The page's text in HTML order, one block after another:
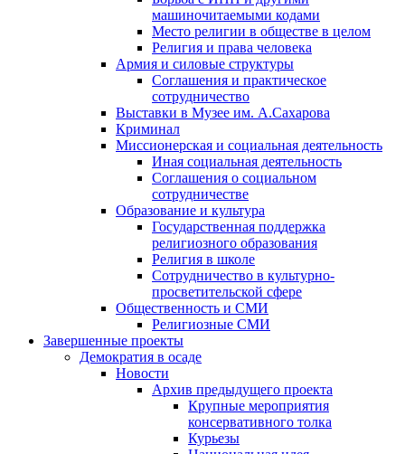
машиночитаемыми кодами
Место религии в обществе в целом
Религия и права человека
Армия и силовые структуры
Соглашения и практическое
сотрудничество
Выставки в Музее им. А.Сахарова
Криминал
Миссионерская и социальная деятельность
Иная социальная деятельность
Соглашения о социальном
сотрудничестве
Образование и культура
Государственная поддержка
религиозного образования
Религия в школе
Сотрудничество в культурно-
просветительской сфере
Общественность и СМИ
Религиозные СМИ
Завершенные проекты
Демократия в осаде
Новости
Архив предыдущего проекта
Крупные мероприятия
консервативного толка
Курьезы